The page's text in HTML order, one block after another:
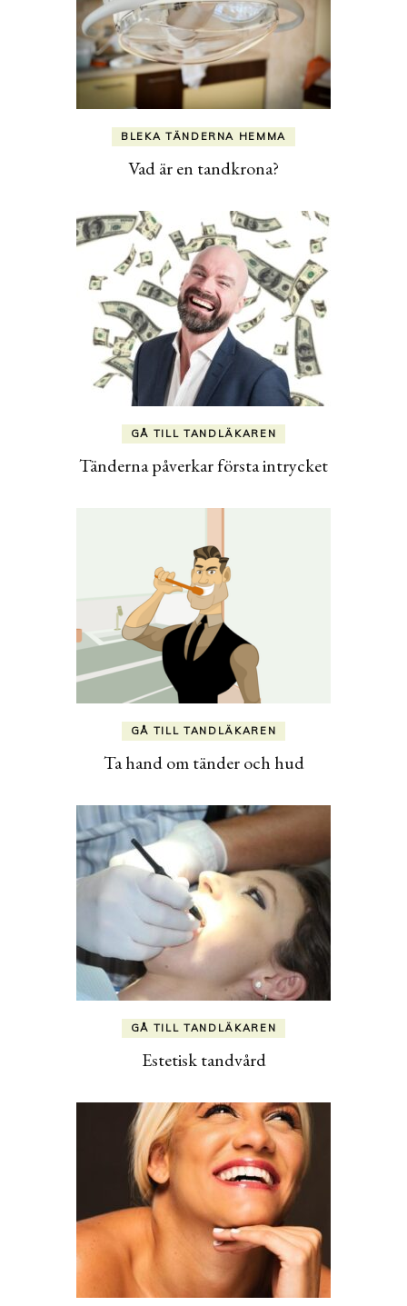
BLEKA TÄNDERNA HEMMA
Vad är en tandkrona?
GÅ TILL TANDLÄKAREN
Tänderna påverkar första intrycket
GÅ TILL TANDLÄKAREN
Ta hand om tänder och hud
GÅ TILL TANDLÄKAREN
Estetisk tandvård